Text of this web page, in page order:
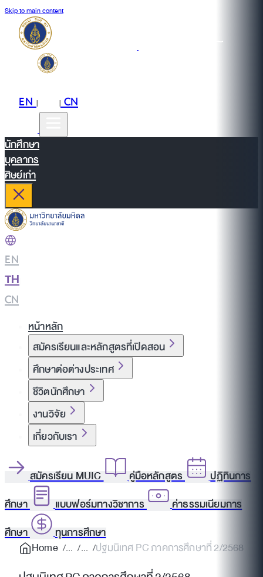
Skip to main content
EN| |CN
นักศึกษา
บุคลากร
ศิษย์เก่า
EN
TH
CN
หน้าหลัก
สมัครเรียนและหลักสูตรที่เปิดสอน
ศึกษาต่อต่างประเทศ
ชีวิตนักศึกษา
งานวิจัย
เกี่ยวกับเรา
สมัครเรียน MUIC คู่มือหลักสูตร
ปฏิทินการ
ศึกษา
แบบฟอร์มทางวิชาการ
ค่าธรรมเนียมการ
ศึกษา
ทุนการศึกษา
Home
ปฐมนิเทศ PC ภาคการศึกษาที่ 2/2568